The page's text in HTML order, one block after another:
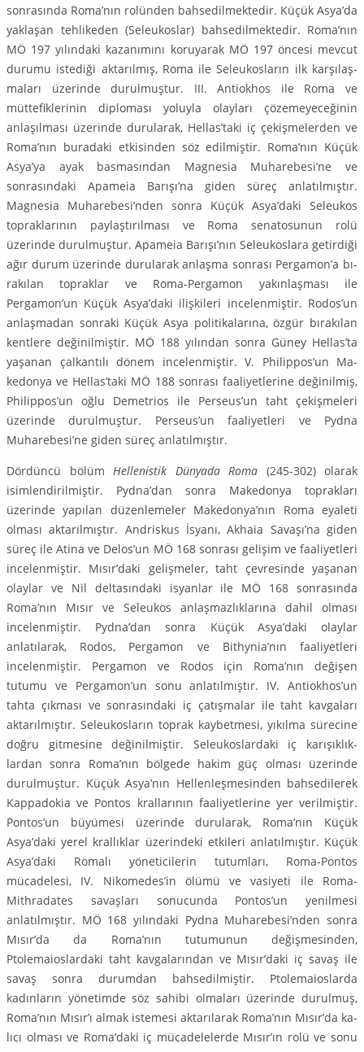
sonrasında Roma’nın rolünden bahsedilmektedir. Küçük Asya’da
yaklaşan tehlikeden (Seleukoslar) bahsedilmektedir. Roma’nın
MÖ 197 yılındaki kazanımını koruyarak MÖ 197 öncesi mevcut
durumu istediği aktarılmış, Roma ile Seleukosların ilk karşılaş­
maları üzerinde durulmuştur. III. Antiokhos ile Roma ve
müttefiklerinin dip­loması yoluyla olayları çözemeyeceğinin
anlaşılması üzerinde durularak, Hel­las’taki iç çekişmelerden ve
Roma’nın buradaki etkisinden söz edilmiştir. Roma’nın Küçük
Asya’ya ayak basmasından Magnesia Muharebesi’ne ve
sonrasındaki Apameia Barışı’na giden süreç anlatılmıştır.
Magnesia Muhare­besi’nden sonra Küçük Asya’daki Seleukos
topraklarının paylaştırılması ve Roma senatosunun rolü
üzerinde durulmuştur. Apameia Barışı’nın Seleukos­lara getirdiği
ağır durum üzerinde durularak anlaşma sonrası Pergamon’a bı­
rakılan topraklar ve Roma-Pergamon yakınlaşması ile
Pergamon’un Küçük Asya’daki ilişkileri incelenmiştir. Rodos’un
anlaşmadan sonraki Küçük Asya politikalarına, özgür bırakılan
kentlere değinilmiştir. MÖ 188 yılından sonra Güney Hellas’ta
yaşanan çalkantılı dönem incelenmiştir. V. Philippos’un Ma­
kedonya ve Hellas’taki MÖ 188 sonrası faaliyetlerine değinilmiş,
Philippos’un oğlu Demetrios ile Perseus’un taht çekişmeleri
üzerinde durulmuştur. Per­seus’un faaliyetleri ve Pydna
Muharebesi’ne giden süreç anlatılmıştır.
Dördüncü bölüm Hellenistik Dünyada Roma (245-302) olarak
isimlendiril­miştir. Pydna’dan sonra Makedonya toprakları
üzerinde yapılan düzenleme­ler Makedonya’nın Roma eyaleti
olması aktarılmıştır. Andriskus İsyanı, Ak­haia Savaşı’na giden
süreç ile Atina ve Delos’un MÖ 168 sonrası gelişim ve faaliyetleri
incelenmiştir. Mısır’daki gelişmeler, taht çevresinde yaşanan
olaylar ve Nil deltasındaki isyanlar ile MÖ 168 sonrasında
Roma’nın Mısır ve Seleukos anlaşmazlıklarına dahil olması
incelenmiştir. Pydna’dan sonra Kü­çük Asya’daki olaylar
anlatılarak, Rodos, Pergamon ve Bithynia’nın faaliyet­leri
incelenmiştir. Pergamon ve Rodos için Roma’nın değişen
tutumu ve Per­gamon’un sonu anlatılmıştır. IV. Antiokhos’un
tahta çıkması ve sonrasındaki iç çatışmalar ile taht kavgaları
aktarılmıştır. Seleukosların toprak kaybetmesi, yıkılma sürecine
doğru gitmesine değinilmiştir. Seleukoslardaki iç karışıklık­
lardan sonra Roma’nın bölgede hakim güç olması üzerinde
durulmuştur. Kü­çük Asya’nın Hellenleşmesinden bahsedilerek
Kappadokia ve Pontos kralları­nın faaliyetlerine yer verilmiştir.
Pontos’un büyümesi üzerinde durularak, Roma’nın Küçük
Asya’daki yerel krallıklar üzerindeki etkileri anlatılmıştır. Kü­çük
Asya’daki Romalı yöneticilerin tutumları, Roma-Pontos
mücadelesi, IV. Nikomedes’in ölümü ve vasiyeti ile Roma-
Mithradates savaşları sonucunda Pontos’un yenilmesi
anlatılmıştır. MÖ 168 yılındaki Pydna Muharebesi’nden sonra
Mısır’da da Roma’nın tutumunun değişmesinden,
Ptolemaioslardaki taht kavgalarından ve Mısır’daki iç savaş ile
savaş sonra durumdan bahsedil­miştir. Ptolemaioslarda
kadınların yönetimde söz sahibi olmaları üzerinde durulmuş,
Roma’nın Mısır’ı almak istemesi aktarılarak Roma’nın Mısır’da ka­
lıcı olması ve Roma’daki iç mücadelelerde Mısır’ın rolü ve sonu